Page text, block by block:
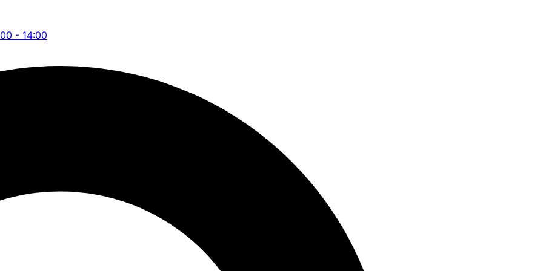
- 14:00